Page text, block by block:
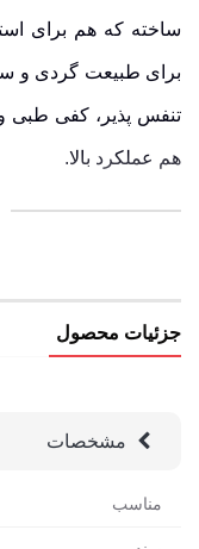
ساخته که هم برای
برای طبیعت گردی و
تنفس پذیر، کفی طبی
هم عملکرد بالا.
زنانه و مردانه.
خاص تر می کند، بلکه
وجوش شهر.
دارد؟ نگاهی دقیق
جزئیات محصول
مشخصات
مناسب